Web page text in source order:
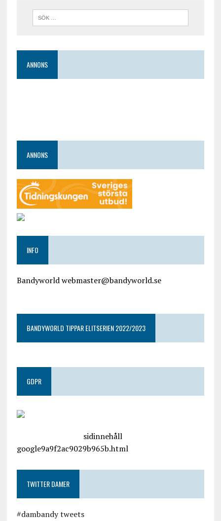
ANNONS
ANNONS
INFO
Bandyworld webmaster@bandyworld.se
BANDYWORLD TIPPAR ELITSERIEN 2022/2023
GDPR
sidinnehåll
google9a9f2ac9029b965b.html
TWITTER DAMER
#dambandy tweets